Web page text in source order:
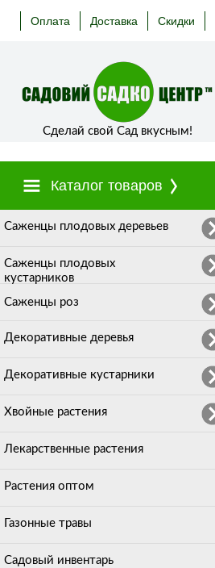
Оплата Доставка Скидки
Сделай свой Сад вкусным!
Каталог товаров
Cаженцы плодовых деревьев
Саженцы плодовых
кустарников
Саженцы роз
Декоративные деревья
Декоративные кустарники
Хвойные растения
Лекарственные растения
Растения оптом
Газонные травы
Садовый инвентарь